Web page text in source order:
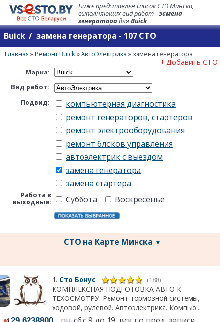
Ниже представлен список СТО Минска,
выполняющих вид работ -замена
генераторадляBuick
Buick / замена генератора - 107 СТО
Главная »Ремонт Buick»АвтоЭлектрика » замена генератора
+ Добавить СТО
Марка:
Вид работ:
Подвид:
компьютерная диагностика
ремонт генераторов, стартеров
ремонт электрооборудования
ремонт блоков управления
автоэлектрик с выездом
замена генератора
замена стартера
Работа в
выходные:
Суббота Воскресенье
СТО на Карте Минска ▼
1. Сто Бонус (188)
КОМПЛЕКСНАЯ ПОДГОТОВКА АВТО К
ТЕХОСМОТРУ. Ремонт тормозной системы,
ходовой, рулевой. Автоэлектрика. Компью...